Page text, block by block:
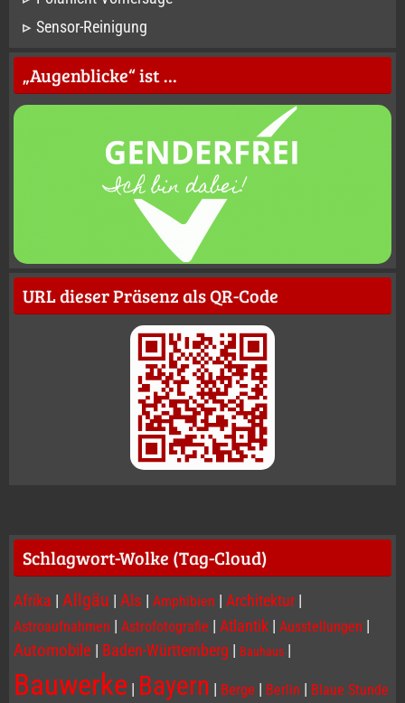
Sensor-Reinigung
„Augenblicke“ ist …
URL dieser Präsenz als QR-Code
Schlagwort-Wolke (Tag-Cloud)
Afrika | Allgäu | Als | Amphibien | Architektur |
Astroaufnahmen | Astrofotografie | Atlantik | Ausstellungen |
Automobile | Baden-Württemberg | Bauhaus |
Bauwerke | Bayern | Berge | Berlin | Blaue Stunde